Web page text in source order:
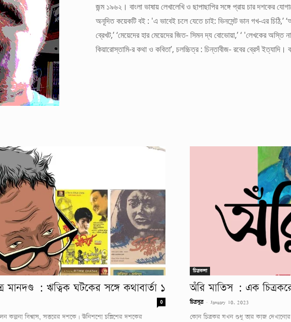
জন্ম ১৯৬২। বাংলা ভাষায় লেখালেখি ও ছাপাছাপির সঙ্গে প্রায় চার
অনূদিত কয়েকটি বই : 'এ ভাবেই চলে যেতে চাই: ভিনসেন্ট ভান গখ-এর চিঠি,’
ব্রেখট,’ ‘মেয়েদের হার মেয়েদের জিত- সিমন দ্য বোভোয়া,’ ‘ 'লেখকের অস্তি
কিয়ারোস্তামি-র কথা ও কবিতা’, চলচ্চিত্র : চিন্তাবীজ- রবের ব্রেসঁ
মানদণ্ড : ঋত্বিক ঘটকের সঙ্গে কথাবার্তা ১
0
কল্পনা বিশ্বাস, সত্তরের দশকে। ঊনিশশো চল্লিশের দশকের
চিত্রকলা
অঁরি মাতিস : এক
চিত্রসূত্র - January 10, 2023
কোন চিত্রকর যখন শুধু তার কাজ দেখানোর